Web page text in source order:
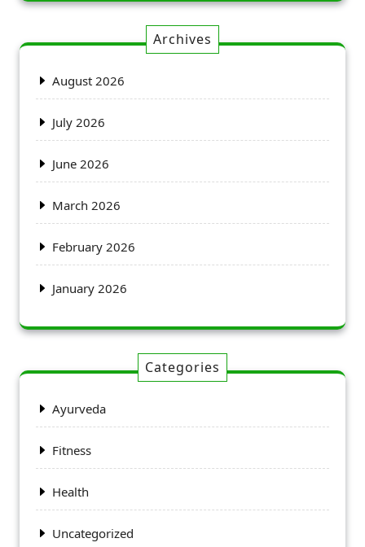
Archives
August 2026
July 2026
June 2026
March 2026
February 2026
January 2026
Categories
Ayurveda
Fitness
Health
Uncategorized